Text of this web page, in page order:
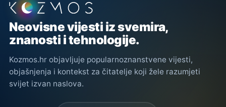
Podnožje stranice
Neovisne vijesti iz svemira,
znanosti i tehnologije.
Kozmos.hr objavljuje popularnoznanstvene vijesti,
objašnjenja i kontekst za čitatelje koji žele razumjeti
svijet izvan naslova.